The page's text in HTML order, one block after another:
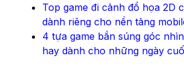
Top game đi cảnh đồ họa 2D
dành riêng cho nền tảng
4 tựa game bắn súng góc
hay dành cho những ngày